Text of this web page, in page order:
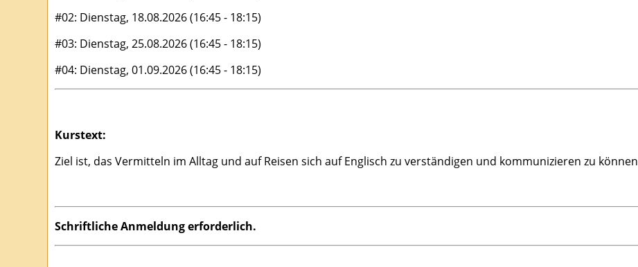
#02: Dienstag, 18.08.2026 (16:45 - 18:15)
#03: Dienstag, 25.08.2026 (16:45 - 18:15)
#04: Dienstag, 01.09.2026 (16:45 - 18:15)
Kurstext:
Ziel ist, das Vermitteln im Alltag und auf Reisen sich auf Englisch zu verständigen und kommunizieren zu können
Schriftliche Anmeldung erforderlich.